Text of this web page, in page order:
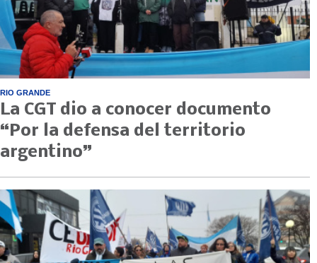
RIO GRANDE
La CGT dio a conocer documento
“Por la defensa del territorio
argentino”